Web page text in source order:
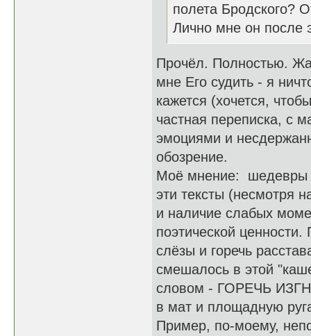
полета Бродского?
Лично мне он после
Прочёл. Полностью.
мне Его судить - я
кажется (хочется,
частная переписка, с
эмоциями и
обозрение.
Моё мнение: шедевры
эти тексты (несмотря
и наличие слабых
поэтической
слёзы и горечь
смешалось в этой
словом - ГОРЕЧЬ
в мат и площадную
Пример, по-моему,